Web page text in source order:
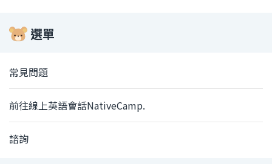
選單
常見問題
前往線上英語會話NativeCamp.
諮詢